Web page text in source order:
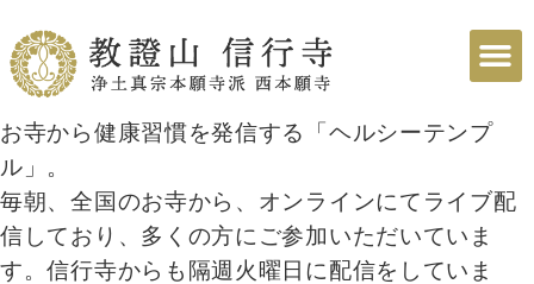
お寺から健康習慣を発信する「ヘルシーテンプ
ル」。
毎朝、全国のお寺から、オンラインにてライブ配
信しており、多くの方にご参加いただいていま
す。信行寺からも隔週火曜日に配信をしていま